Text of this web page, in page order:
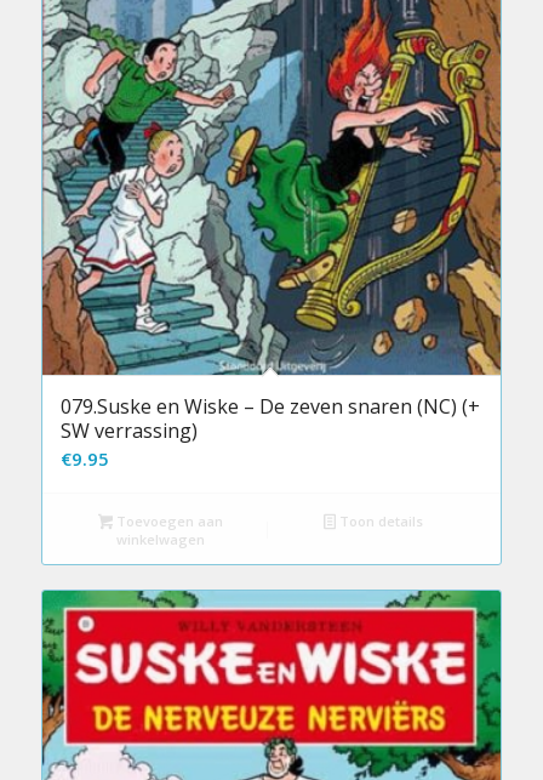
079.Suske en Wiske – De zeven snaren (NC) (+
SW verrassing)
€9.95
Toevoegen aan
winkelwagen
Toon details